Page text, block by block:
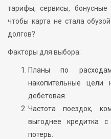
тарифы, сервисы,
чтобы карта не стала
долгов?
Факторы для выбора:
Планы по
накопительные
дебетовая.
Частота поездок,
выгоднее кредитка
потерь.